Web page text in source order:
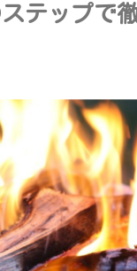
テップで